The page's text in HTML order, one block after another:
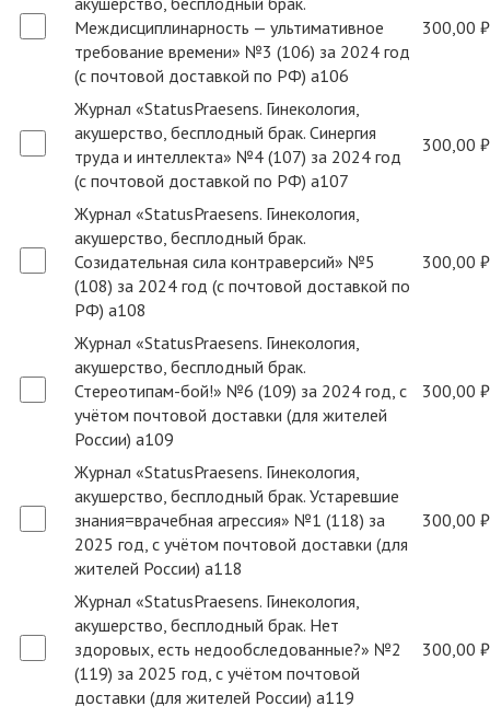
Междисциплинарность — ультимативное
требование времени» №3 (106) за 2024 год
(с почтовой доставкой по РФ) a106
300,00 ₽
Журнал «StatusPraesens. Гинекология,
акушерство, бесплодный брак. Синергия
труда и интеллекта» №4 (107) за 2024 год
(с почтовой доставкой по РФ) a107
300,00 ₽
Журнал «StatusPraesens. Гинекология,
акушерство, бесплодный брак.
Созидательная сила контраверсий» №5
(108) за 2024 год (с почтовой доставкой по
РФ) a108
300,00 ₽
Журнал «StatusPraesens. Гинекология,
акушерство, бесплодный брак.
Стереотипам-бой!» №6 (109) за 2024 год, с
учётом почтовой доставки (для жителей
России) a109
300,00 ₽
Журнал «StatusPraesens. Гинекология,
акушерство, бесплодный брак. Устаревшие
знания=врачебная агрессия» №1 (118) за
2025 год, с учётом почтовой доставки (для
жителей России) a118
300,00 ₽
Журнал «StatusPraesens. Гинекология,
акушерство, бесплодный брак. Нет
здоровых, есть недообследованные?» №2
(119) за 2025 год, с учётом почтовой
доставки (для жителей России) a119
300,00 ₽